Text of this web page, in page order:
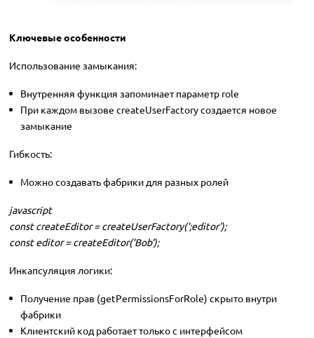
Ключевые особенности
Использование замыкания:
Внутренняя функция запоминает параметр role
При каждом вызове createUserFactory создается новое
замыкание
Гибкость:
Можно создавать фабрики для разных ролей
javascript
const createEditor = createUserFactory(';editor');
const editor = createEditor('Bob');
Инкапсуляция логики:
Получение прав (getPermissionsForRole) скрыто внутри
фабрики
Клиентский код работает только с интерфейсом